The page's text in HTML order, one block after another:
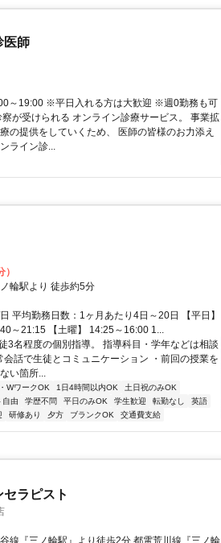
医師
～19:00 ※平日入れる方は大歓迎 ※週0勤務も可
が受けられる オンライン診療サービス。 事業拡
の提供をしていくため、 医師の皆様のお力添え
ライン診...
輪駅より 徒歩約5分
平均勤務日数：1ヶ月あたり4日～20日 【平日】
～21:15 【土曜】 14:25～16:00 1...
3名程度の個別指導。 指導科目・学年などは相談
話で生徒とコミュニケーション ・前回の授業を
い箇所...
WワークOK 1日4時間以内OK
土日祝のみOK
自由 学歴不問 平日のみOK 学生歓迎 転勤なし
英語
研修あり 夕方 ブランクOK 交通費支給
ラピスト
線『三ノ輪駅』より徒歩2分 都電荒川線『三ノ輪